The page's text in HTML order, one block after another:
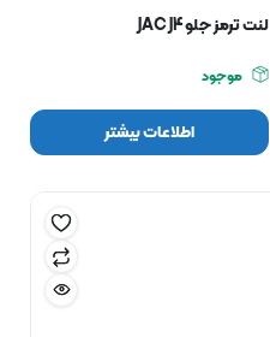
لنت ترمز جلو JAC J4
موجود
اطلاعات بیشتر